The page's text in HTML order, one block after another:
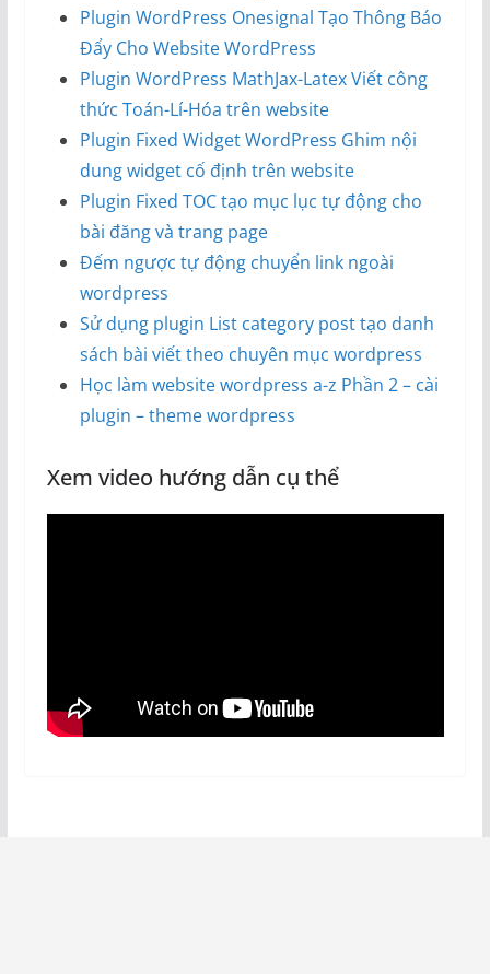
Plugin WordPress Onesignal Tạo Thông Báo
Đẩy Cho Website WordPress
Plugin WordPress MathJax-Latex Viết công
thức Toán-Lí-Hóa trên website
Plugin Fixed Widget WordPress Ghim nội
dung widget cố định trên website
Plugin Fixed TOC tạo mục lục tự động cho
bài đăng và trang page
Đếm ngược tự động chuyển link ngoài
wordpress
Sử dụng plugin List category post tạo danh
sách bài viết theo chuyên mục wordpress
Học làm website wordpress a-z Phần 2 – cài
plugin – theme wordpress
Xem video hướng dẫn cụ thể